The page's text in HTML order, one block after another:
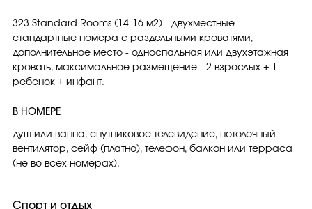
323 Standard Rooms (14-16 м2) - двухместные
стандартные номера с раздельными кроватями,
дополнительное место - односпальная или двухэтажная
кровать, максимальное размещение - 2 взрослых + 1
ребенок + инфант.
В НОМЕРЕ
душ или ванна, спутниковое телевидение, потолочный
вентилятор, сейф (платно), телефон, балкон или терраса
(не во всех номерах).
Спорт и отдых